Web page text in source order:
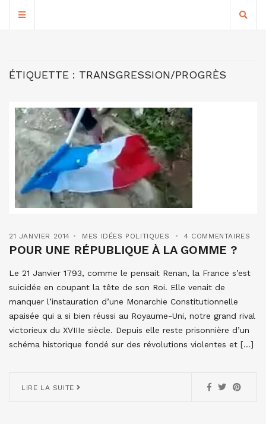
ÉTIQUETTE : TRANSGRESSION/PROGRÈS
21 JANVIER 2014 MES IDÉES POLITIQUES 4 COMMENTAIRES
POUR UNE RÉPUBLIQUE À LA GOMME ?
Le 21 Janvier 1793, comme le pensait Renan, la France s’est
suicidée en coupant la tête de son Roi. Elle venait de
manquer l’instauration d’une Monarchie Constitutionnelle
apaisée qui a si bien réussi au Royaume-Uni, notre grand rival
victorieux du XVIIIe siècle. Depuis elle reste prisonnière d’un
schéma historique fondé sur des révolutions violentes et […]
LIRE LA SUITE